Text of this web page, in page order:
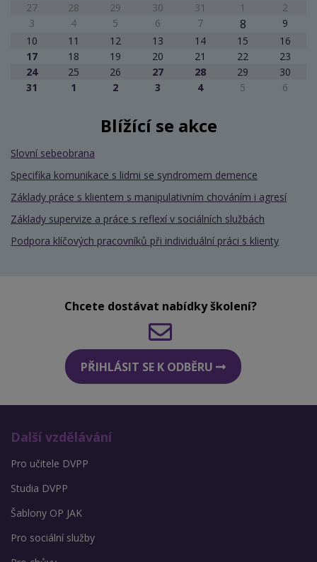
27
28 29 30 31 1
2
3
4 5 6 7 8
9
10
11 12 13 14 15
16
17
18 19 20 21 22
23
24
25 26 27 28 29
30
31
1 2 3 4 5 6
Blížící se akce
Slovní sebeobrana
Specifika komunikace s lidmi se syndromem demence
Základy práce s klientem s manipulativním chováním i agresí
Základy supervize a práce s reflexí v sociálních službách
Podpora klíčových pracovníků při individuální práci s klienty
Chcete dostávat nabídky školení?
PŘIHLÁSIT SE K ODBĚRU
Další vzdělávání
Pro učitele DVPP
Studia DVPP
Šablony OP JAK
Pro sociální služby